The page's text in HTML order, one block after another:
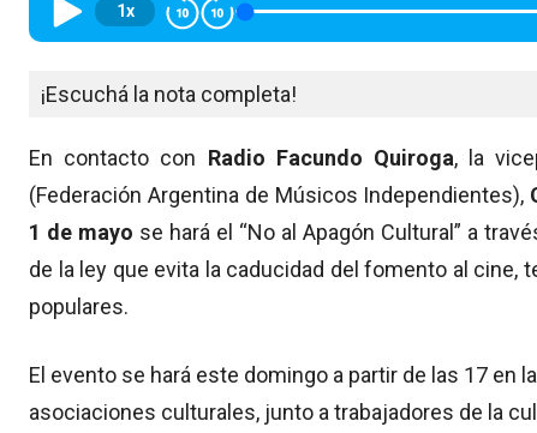
1x
¡Escuchá la nota completa!
En contacto con Radio Facundo Quiroga, la
(Federación Argentina de Músicos Independientes),
1 de mayo se hará el “No al Apagón Cultural” a
de la ley que evita la caducidad del fomento al cine,
populares.
El evento se hará este domingo a partir de las 17 en la
asociaciones culturales, junto a trabajadores de la